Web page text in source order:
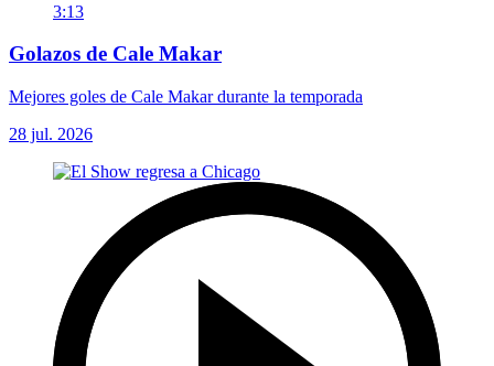
3:13
Golazos de Cale Makar
Mejores goles de Cale Makar durante la temporada
28 jul. 2026